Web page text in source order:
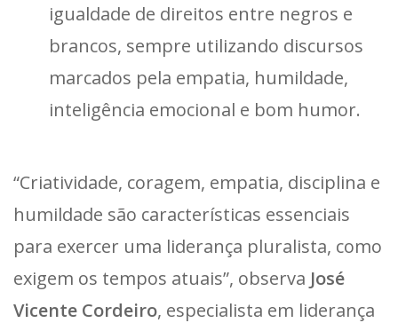
igualdade de direitos entre negros e
brancos, sempre utilizando discursos
marcados pela empatia, humildade,
inteligência emocional e bom humor.
“Criatividade, coragem, empatia, disciplina e
humildade são características essenciais
para exercer uma liderança pluralista, como
exigem os tempos atuais”, observa José
Vicente Cordeiro, especialista em liderança